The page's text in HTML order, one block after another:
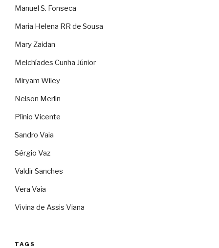
Manuel S. Fonseca
Maria Helena RR de Sousa
Mary Zaidan
Melchíades Cunha Júnior
Miryam Wiley
Nelson Merlin
Plínio Vicente
Sandro Vaia
Sérgio Vaz
Valdir Sanches
Vera Vaia
Vivina de Assis Viana
TAGS